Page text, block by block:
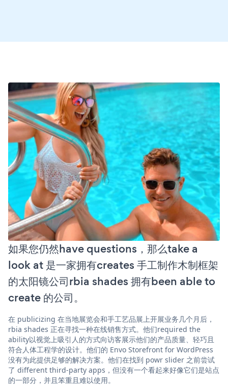
如果您仍然have questions，那么take a
look at 是一家拥有creates 手工制作木制框架
的太阳镜公司rbia shades 拥有been able to
create 的公司。
在 publicizing 在当地展览会和手工艺品展上开展业务几个月后，
rbia shades 正在寻找一种在线销售方式。他们required the
ability以视觉上吸引人的方式向访客展示他们的产品质量、轻巧且
符合人体工程学的设计。他们的 Envo Storefront for WordPress
没有为此提供足够的解决方案。他们在找到 powr slider 之前尝试
了 different third-party apps，但没有一个看起来好像它们是站点
的一部分，并且笨重且难以使用。